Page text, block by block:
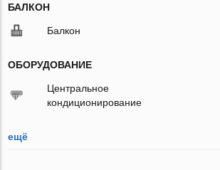
БАЛКОН
Балкон
ОБОРУДОВАНИЕ
Центральное
кондиционирование
ещё